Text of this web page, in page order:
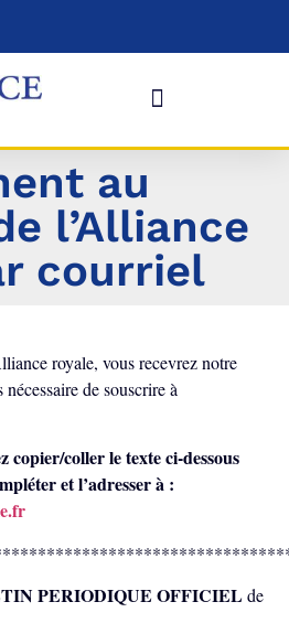
au
l’Alliance
courriel
royale, vous recevrez notre
de souscrire à
copier/coller le texte ci-dessous
et l’adresser à :
PERIODIQUE OFFICIELde